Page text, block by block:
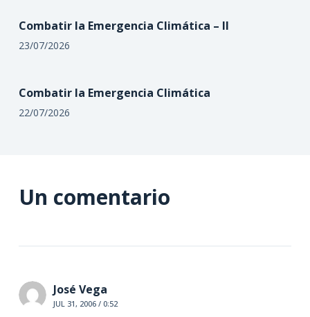
Combatir la Emergencia Climática – II
23/07/2026
Combatir la Emergencia Climática
22/07/2026
Un comentario
José Vega
JUL 31, 2006 / 0:52